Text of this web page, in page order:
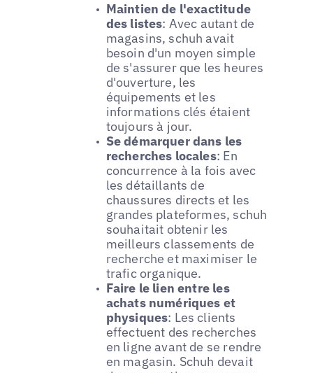
Maintien de l'exactitude
des listes: Avec autant de
magasins, schuh avait
besoin d'un moyen simple
de s'assurer que les heures
d'ouverture, les
équipements et les
informations clés étaient
toujours à jour.
Se démarquer dans les
recherches locales: En
concurrence à la fois avec
les détaillants de
chaussures directs et les
grandes plateformes, schuh
souhaitait obtenir les
meilleurs classements de
recherche et maximiser le
trafic organique.
Faire le lien entre les
achats numériques et
physiques: Les clients
effectuent des recherches
en ligne avant de se rendre
en magasin. Schuh devait